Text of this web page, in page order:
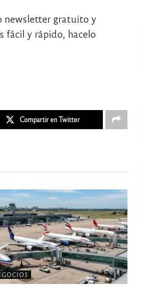
newsletter gratuito y
fácil y rápido, hacelo
Compartir en Twitter